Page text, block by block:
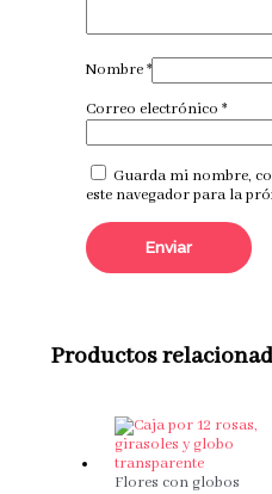
Nombre*
Correo electrónico *
Guarda mi nombre,
este navegador para la
Productos
Flores con globos